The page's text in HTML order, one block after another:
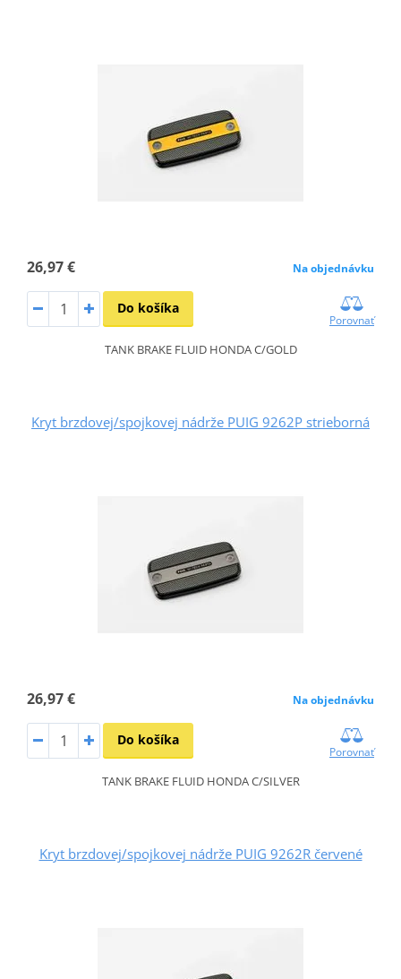
26,97 € Na objednávku
Do košíka
Porovnať
TANK BRAKE FLUID HONDA C/GOLD
Kryt brzdovej/spojkovej nádrže PUIG 9262P strieborná
26,97 € Na objednávku
Do košíka
Porovnať
TANK BRAKE FLUID HONDA C/SILVER
Kryt brzdovej/spojkovej nádrže PUIG 9262R červené